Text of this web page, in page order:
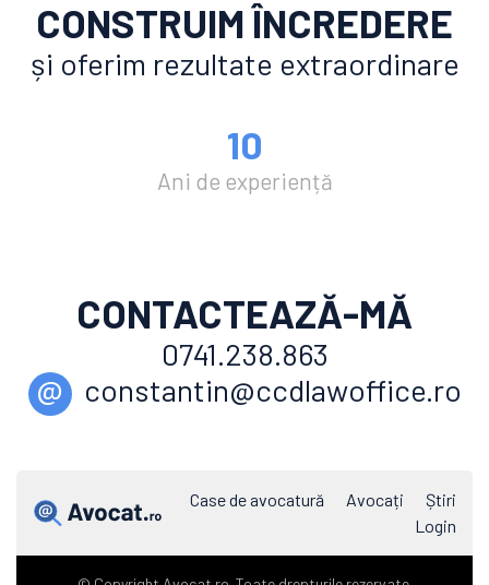
CONSTRUIM ÎNCREDERE
și oferim rezultate extraordinare
10
Ani de experiență
CONTACTEAZĂ-MĂ
0741.238.863
@ constantin@ccdlawoffice.ro
Case de avocatură Avocați
Știri
Login